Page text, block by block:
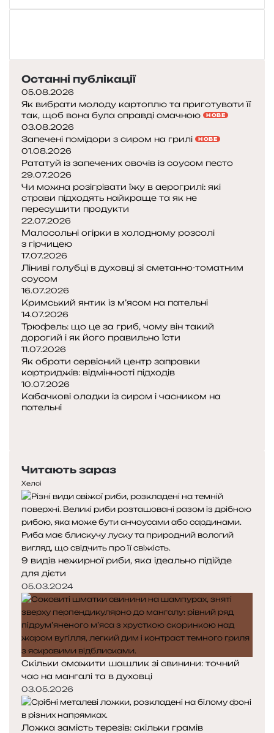
Останні публікації
05.08.2026
Як вибрати молоду картоплю та приготувати її
так, щоб вона була справді смачною
НОВЕ
03.08.2026
Запечені помідори з сиром на грилі НОВЕ
01.08.2026
Рататуй із запечених овочів із соусом песто
29.07.2026
Чи можна розігрівати їжу в аерогрилі: які
страви підходять найкраще та як не
пересушити продукти
22.07.2026
Малосольні огірки в холодному розсолі
з гірчицею
17.07.2026
Ліниві голубці в духовці зі сметанно-томатним
соусом
16.07.2026
Кримський янтик із м’ясом на пательні
14.07.2026
Трюфель: що це за гриб, чому він такий
дорогий і як його правильно їсти
11.07.2026
Як обрати сервісний центр заправки
картриджів: відмінності підходів
10.07.2026
Кабачкові оладки із сиром і часником на
пательні
Читають зараз
Хелсі
9 видів нежирної риби, яка ідеально підійде
для дієти
05.03.2024
Скільки смажити шашлик зі свинини: точний
час на мангалі та в духовці
03.05.2026
Ложка замість терезів: скільки грамів